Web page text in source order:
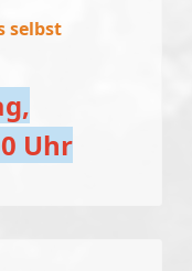
selbst
Uhr